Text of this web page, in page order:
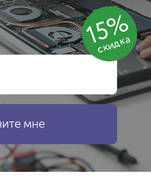
15%
скидка